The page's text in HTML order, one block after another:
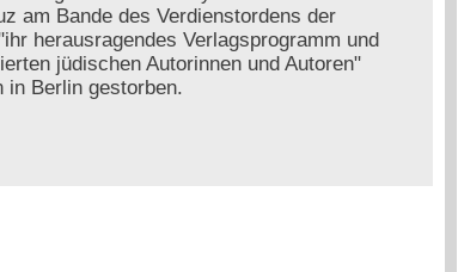
am Bande des Verdienstordens der
herausragendes Verlagsprogramm und
jüdischen Autorinnen und Autoren"
in Berlin gestorben.